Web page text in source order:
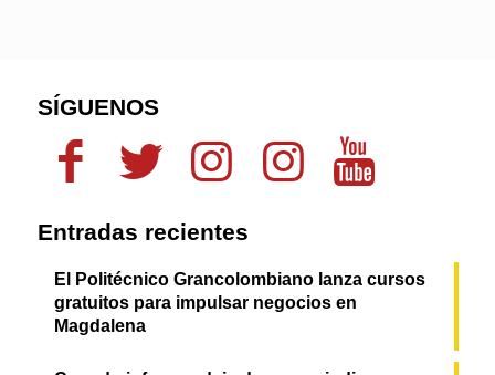
SÍGUENOS
Entradas recientes
El Politécnico Grancolombiano lanza cursos
gratuitos para impulsar negocios en
Magdalena